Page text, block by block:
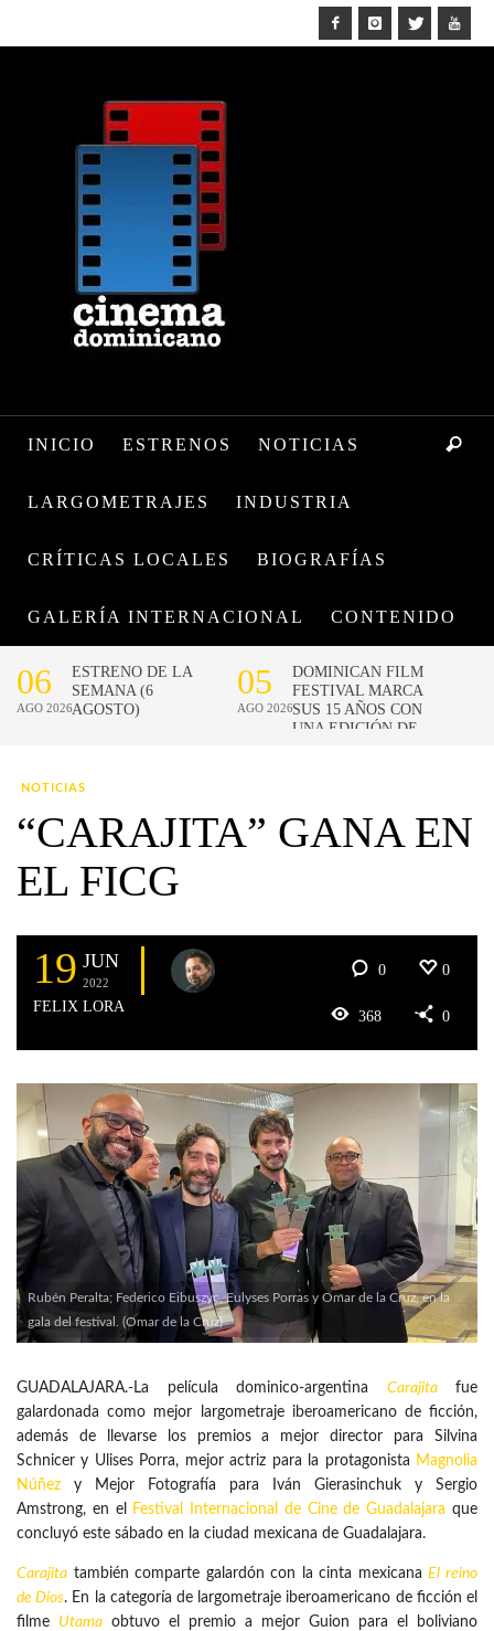
INICIO ESTRENOS NOTICIAS
LARGOMETRAJES INDUSTRIA
CRÍTICAS LOCALES BIOGRAFÍAS
GALERÍA INTERNACIONAL CONTENIDO
NOTICIAS
“CARAJITA” GANA EN
EL FICG
19 JUN
2022
FELIX LORA
0 0
368 0
Rubén Peralta; Federico Eibuszyc, Eulyses Porras y Omar de la Cruz, en la
gala del festival. (Omar de la Cruz)
GUADALAJARA.-La película dominico-argentina Carajitafue
galardonada como mejor largometraje iberoamericano de ficción,
además de llevarse los premios a mejor director para Silvina
Schnicer y Ulises Porra, mejor actriz para la protagonista Magnolia
Núñez y Mejor Fotografía para Iván Gierasinchuk y Sergio
Amstrong, en el
Festival Internacional de Cine de Guadalajara que
concluyó este sábado en la ciudad mexicana de Guadalajara.
Carajita también comparte galardón con la cinta mexicanaEl reino
de Dios. En la categoría de largometraje iberoamericano de ficción el
filme Utama obtuvo el premio a mejor Guion para el boliviano